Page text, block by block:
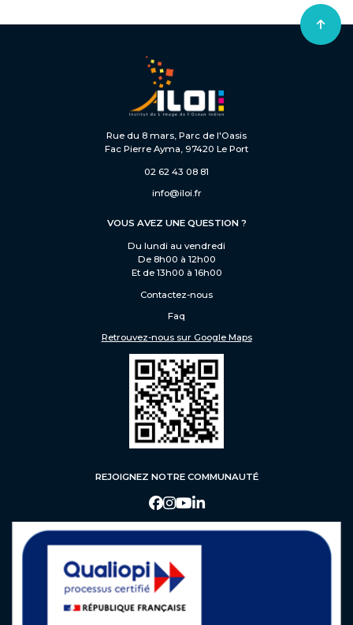
Rue du 8 mars, Parc de l'Oasis
Fac Pierre Ayma, 97420 Le Port
02 62 43 08 81
info@iloi.fr
VOUS AVEZ UNE QUESTION ?
Du lundi au vendredi
De 8h00 à 12h00
Et de 13h00 à 16h00
Contactez-nous
Faq
Retrouvez-nous sur Google Maps
REJOIGNEZ NOTRE COMMUNAUTÉ